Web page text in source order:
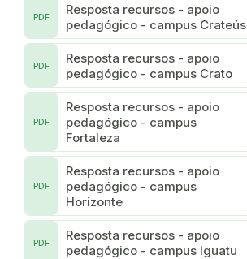
Resposta recursos - apoio
pedagógico - campus Crateús
PDF
Resposta recursos - apoio
pedagógico - campus Crato
PDF
Resposta recursos - apoio
pedagógico - campus
Fortaleza
PDF
Resposta recursos - apoio
pedagógico - campus
Horizonte
PDF
Resposta recursos - apoio
pedagógico - campus Iguatu
PDF